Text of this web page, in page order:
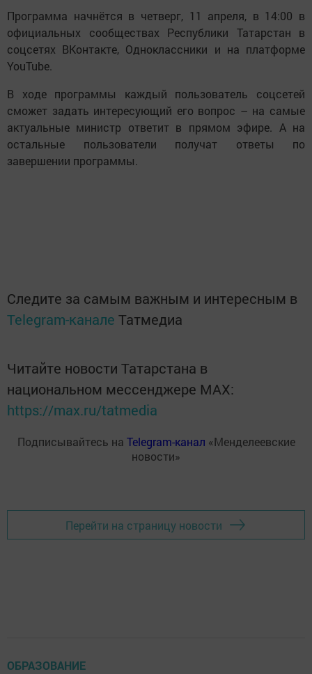
Программа начнётся в четверг, 11 апреля, в 14:00 в
официальных сообществах Республики Татарстан в
соцсетях ВКонтакте, Одноклассники и на платформе
YouTube.
В ходе программы каждый пользователь соцсетей
сможет задать интересующий его вопрос – на самые
актуальные министр ответит в прямом эфире. А на
остальные пользователи получат ответы по
завершении программы.
Следите за самым важным и интересным в
Telegram-канале Татмедиа
Читайте новости Татарстана в
национальном мессенджере MАХ:
https://max.ru/tatmedia
Подписывайтесь на Telegram-канал «Менделеевские
новости»
Перейти на страницу новости
ОБРАЗОВАНИЕ